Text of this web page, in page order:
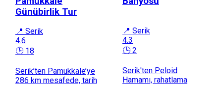
Günübirlik Tur
📍 Serik
4.6
🕒 18
Serik’ten Pamukkale’ye
286 km mesafede, tarih
📍 Serik
4.3
🕒 2
Serik'ten Peloid
Hamamı, rahatlama